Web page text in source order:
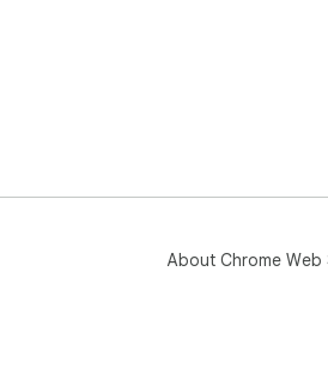
About Chrome Web